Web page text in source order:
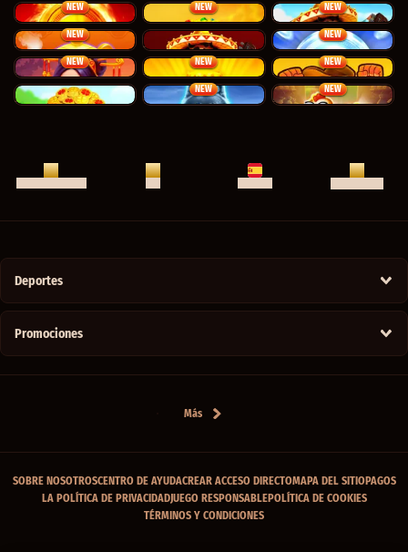
NEW
Coin UP: Hot Fire
NEW
4 Pots of Egypt
NEW
3 Super Hot Chillies
NEW
3 Hot Teapots
3 Hot Chillies
NEW
Coin UP: Lightning
NEW
Coin Princess 1000
NEW
Lava Coins 2
NEW
Rush for Gold
3 Clover Pots
NEW
4 Wolf Drums
NEW
Little Farm
Deportes
Promociones
Más
SOBRE NOSOTROSCENTRO DE AYUDACREAR ACCESO DIRECTOMAPA DEL SITIOPAGOS
LA POLÍTICA DE PRIVACIDADJUEGO RESPONSABLEPOLÍTICA DE COOKIES
TÉRMINOS Y CONDICIONES